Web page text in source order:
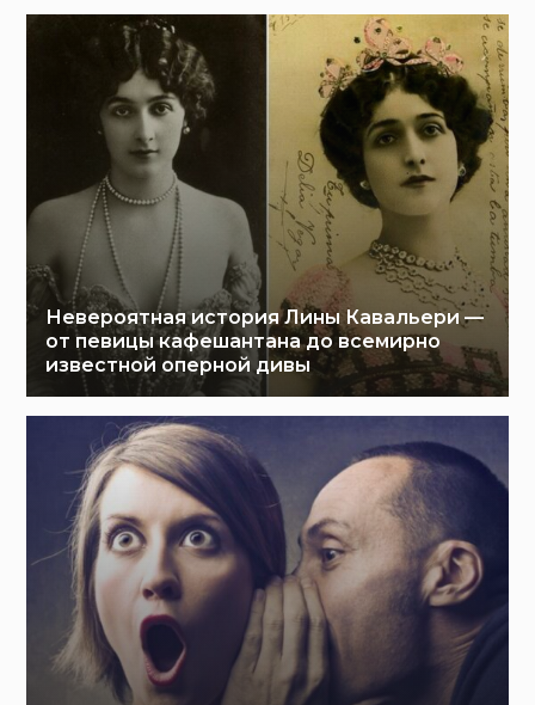
Невероятная история Лины Кавальери —
от певицы кафешантана до всемирно
известной оперной дивы